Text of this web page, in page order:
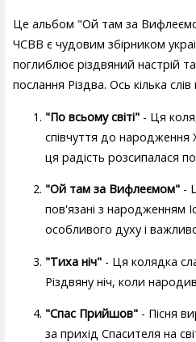
Це альбом "Ой там за
ЧСВВ є чудовим збірником
поглиблює різдвяний настрій
послання Різдва. Ось кілька слів
"По всьому світі" - Ця
співчуття до
ця радість розсипалася
"Ой там за Вифлеємом" -
пов'язані з народженням
особливого духу і
"Тиха ніч" - Ця колядка
Різдвяну ніч, коли
"Спас Прийшов" - Пісня
за прихід Спасителя на